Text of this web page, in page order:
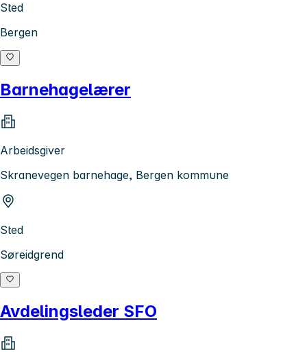
Sted
Bergen
Barnehagelærer
Arbeidsgiver
Skranevegen barnehage, Bergen kommune
Sted
Søreidgrend
Avdelingsleder SFO